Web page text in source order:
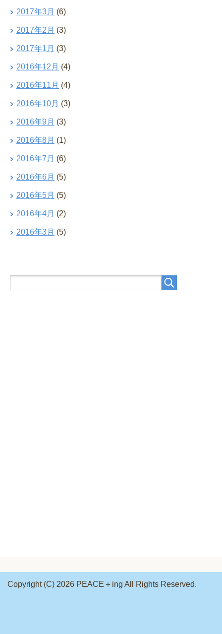
2017年3月 (6)
2017年2月 (3)
2017年1月 (3)
2016年12月 (4)
2016年11月 (4)
2016年10月 (3)
2016年9月 (3)
2016年8月 (1)
2016年7月 (6)
2016年6月 (5)
2016年5月 (5)
2016年4月 (2)
2016年3月 (5)
Copyright (C) 2026 PEACE＋ing All Rights Reserved.